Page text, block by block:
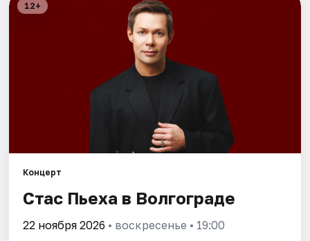
Города
Площадки
12+
Концерт
Стас Пьеха в Волгограде
22 ноября 2026 • воскресенье • 19:00